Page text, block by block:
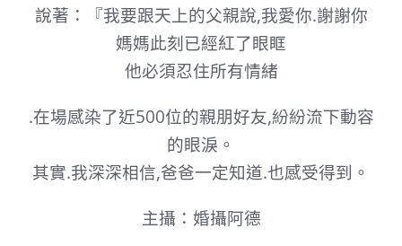
說著：『我要跟天上的父親說,我愛你.謝謝你
媽媽此刻已經紅了眼眶
他必須忍住所有情緒
.在場感染了近500位的親朋好友,紛紛流下動容
的眼淚。
其實.我深深相信,爸爸一定知道.也感受得到。
主攝：婚攝阿德